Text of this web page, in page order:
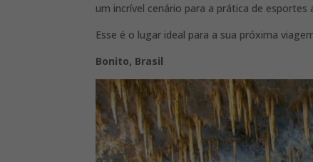
um incrível cenário para a prática de
Esse é o lugar ideal para a sua próxima
Bonito, Brasil